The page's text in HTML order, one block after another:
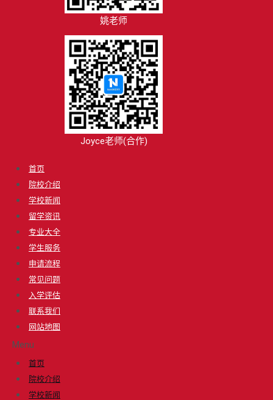
姚老师
Joyce老师(合作)
首页
院校介绍
学校新闻
留学资讯
专业大全
学生服务
申请流程
常见问题
入学评估
联系我们
网站地图
Menu
首页
院校介绍
学校新闻